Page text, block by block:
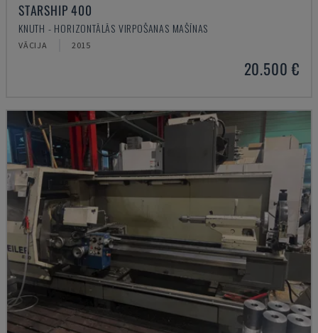
STARSHIP 400
KNUTH - HORIZONTĀLĀS VIRPOŠANAS MAŠĪNAS
VĀCIJA 2015
20.500 €